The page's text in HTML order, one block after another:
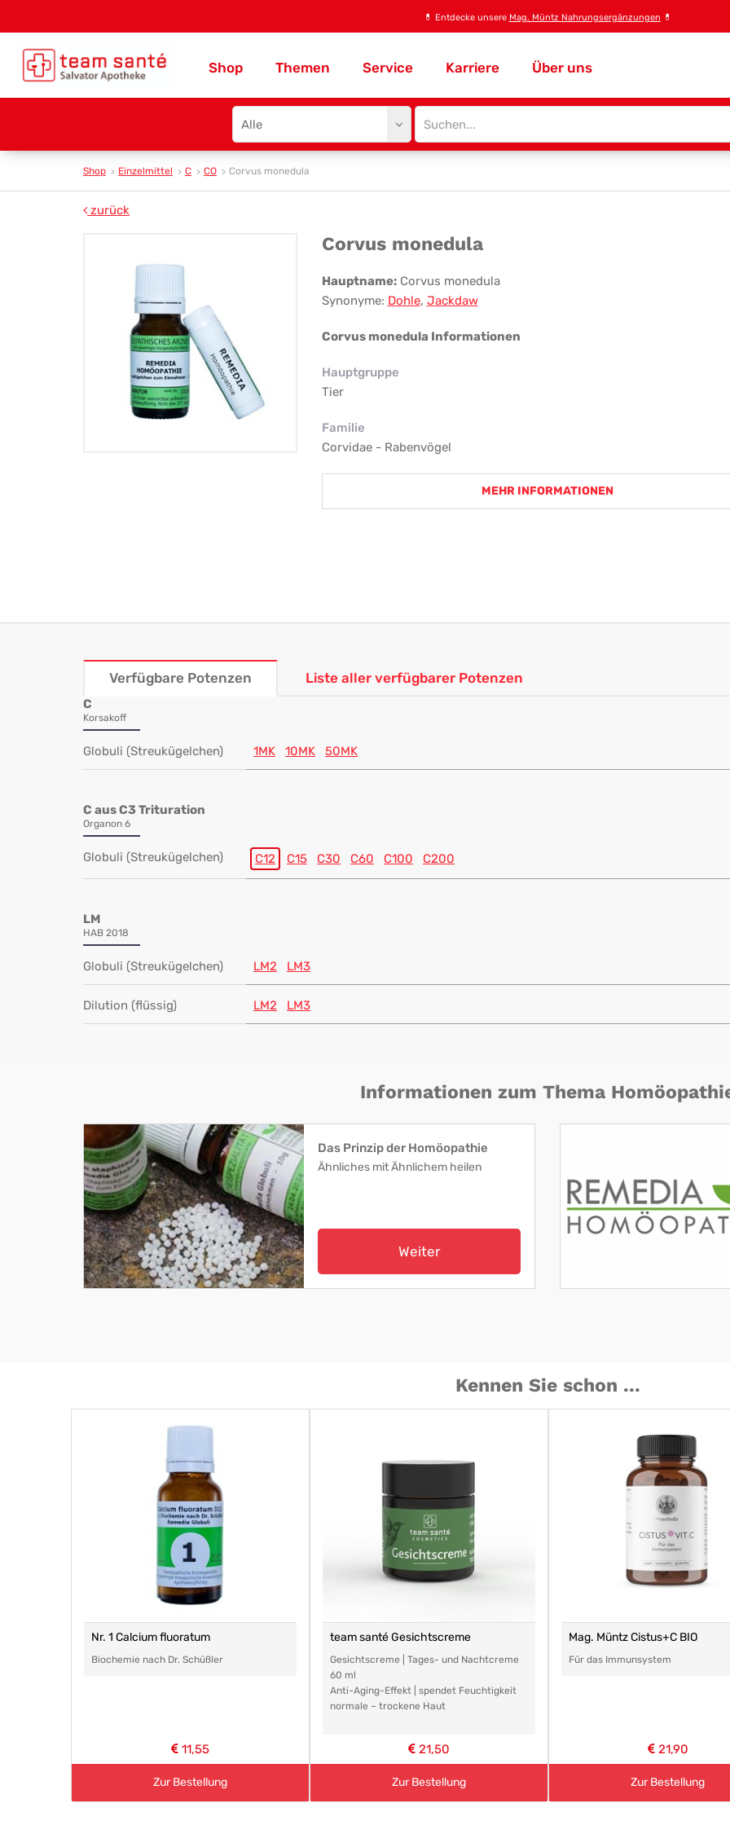
💊 Entdecke unsere Mag. Müntz Nahrungsergänzungen 💊
Shop Themen Service Karriere Über uns
Search
type
Site
search
Shop Einzelmittel C CO Corvus monedula
zurück
Corvus
monedula
Corvus monedula
Hauptname: Corvus monedula
Synonyme: Dohle, Jackdaw
Corvus monedula Informationen
Hauptgruppe
Tier
Familie
Corvidae - Rabenvögel
MEHR INFORMATIONEN
Verfügbare Potenzen Liste aller verfügbarer Potenzen
C
Korsakoff
Globuli (Streukügelchen) 1MK 10MK 50MK
C aus C3 Trituration
Organon 6
Globuli (Streukügelchen) C12 C15 C30 C60 C100 C200
LM
HAB 2018
Globuli (Streukügelchen) LM2 LM3
Dilution (flüssig) LM2 LM3
Informationen zum Thema
Das Prinzip der Homöopathie
Ähnliches mit Ähnlichem heilen
Weiter
Kennen Sie schon ...
Nr. 1 Calcium fluoratum
Biochemie nach Dr. Schüßler
11,55
Zur Bestellung
team santé Gesichtscreme
Gesichtscreme | Tages- und Nachtcreme
60 ml
Anti-Aging-Effekt | spendet Feuchtigkeit
normale – trockene Haut
21,50
Zur Bestellung
Mag. Müntz Cistus+C BIO
Für das Immunsystem
21,90
Zur Bestellung